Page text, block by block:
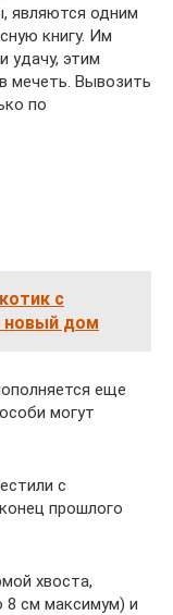
являются одним
книгу. Им
удачу, этим
мечеть. Вывозить
по
с
новый дом
еще
могут
с
прошлого
хвоста,
8 см максимум) и